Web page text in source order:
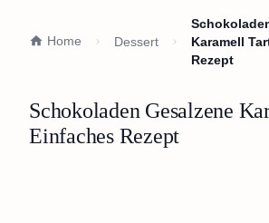
Home Dessert
Karamell
Rezept
Schokoladen Gesalzene
Einfaches Rezept